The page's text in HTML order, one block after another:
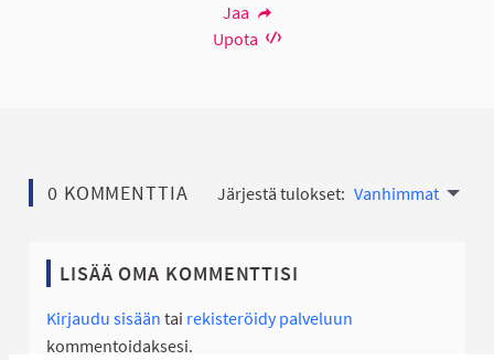
Jaa
Upota
0 KOMMENTTIA Järjestä tulokset: Vanhimmat
LISÄÄ OMA KOMMENTTISI
Kirjaudu sisään tai rekisteröidy palveluun
kommentoidaksesi.